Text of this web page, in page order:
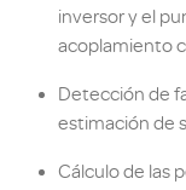
inversor y el
acoplamiento
Detección de
estimación de
Cálculo de las